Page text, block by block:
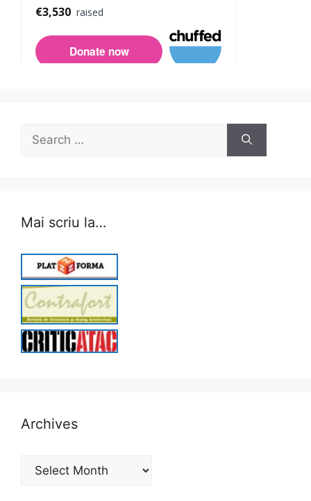
for:
Mai scriu la…
Archives
Archives